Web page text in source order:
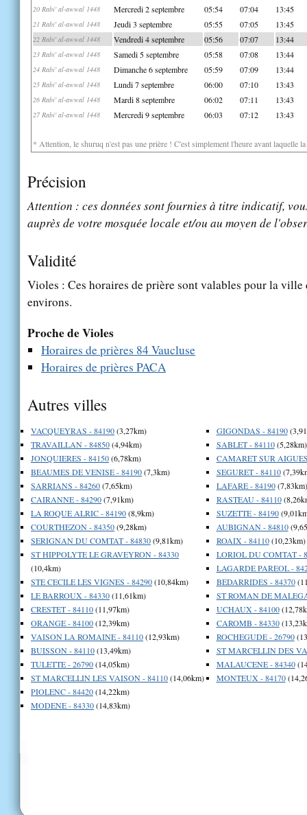
20 Rabi' al-awwal 1448 Mercredi 2 septembre 05:54 07:04 13:45
21 Rabi' al-awwal 1448 Jeudi 3 septembre 05:55 07:05 13:45
22 Rabi' al-awwal 1448 Vendredi 4 septembre 05:56 07:07 13:44
23 Rabi' al-awwal 1448 Samedi 5 septembre 05:58 07:08 13:44
24 Rabi' al-awwal 1448 Dimanche 6 septembre 05:59 07:09 13:44
25 Rabi' al-awwal 1448 Lundi 7 septembre 06:00 07:10 13:43
26 Rabi' al-awwal 1448 Mardi 8 septembre 06:02 07:11 13:43
27 Rabi' al-awwal 1448 Mercredi 9 septembre 06:03 07:12 13:43
* Attention, le shuruq n'est pas une prière ! C'est simplement l'heure avant laquelle
Précision
Attention : ces données sont fournies à titre indicatif,
auprès de votre mosquée locale et/ou au moyen de
Validité
Violes : Ces horaires de prière sont valables pour la
environs.
Proche de Violes
Horaires de prières 84 Vaucluse
Horaires de prières PACA
Autres villes
VACQUEYRAS - 84190(3,27km)
TRAVAILLAN - 84850(4,94km)
JONQUIERES - 84150(6,78km)
BEAUMES DE VENISE - 84190(7,3km)
SARRIANS - 84260(7,65km)
CAIRANNE - 84290(7,91km)
LA ROQUE ALRIC - 84190(8,9km)
COURTHEZON - 84350(9,28km)
SERIGNAN DU COMTAT - 84830(9,81km)
ST HIPPOLYTE LE GRAVEYRON - 84330
(10,4km)
STE CECILE LES VIGNES - 84290(10,84km)
LE BARROUX - 84330(11,61km)
CRESTET - 84110(11,97km)
ORANGE - 84100(12,39km)
VAISON LA ROMAINE - 84110(12,93km)
BUISSON - 84110(13,49km)
TULETTE - 26790(14,05km)
ST MARCELLIN LES VAISON - 84110(14,06km)
PIOLENC - 84420(14,22km)
MODENE - 84330(14,83km)
GIGONDAS - 84190
SABLET - 84110(5,28km)
CAMARET SUR
SEGURET - 84110
LAFARE - 84190(7,83km)
RASTEAU - 84110
SUZETTE - 84190
AUBIGNAN - 84810
ROAIX - 84110(10,23km)
LORIOL DU COMTAT -
LAGARDE PAREOL -
BEDARRIDES - 84370
ST ROMAN DE
UCHAUX - 84100
CAROMB - 84330
ROCHEGUDE - 26790
ST MARCELLIN DES
MALAUCENE - 84340
MONTEUX - 84170